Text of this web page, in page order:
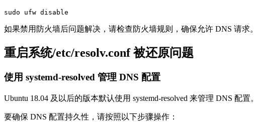
sudo ufw disable
如果禁用防火墙后问题解决，请检查防火墙规则，确保允许 DNS 请求。
重启系统/etc/resolv.conf 被还原问题
使用 systemd-resolved 管理 DNS 配置
Ubuntu 18.04 及以后的版本默认使用 systemd-resolved 来管理 DNS 配置。
要确保 DNS 配置持久性，请按照以下步骤操作：